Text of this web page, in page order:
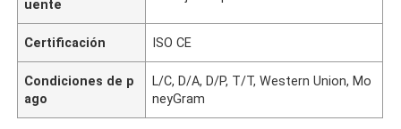
uente
Certificación ISO CE
Condiciones de p
ago
L/C, D/A, D/P, T/T, Western Union, Mo
neyGram